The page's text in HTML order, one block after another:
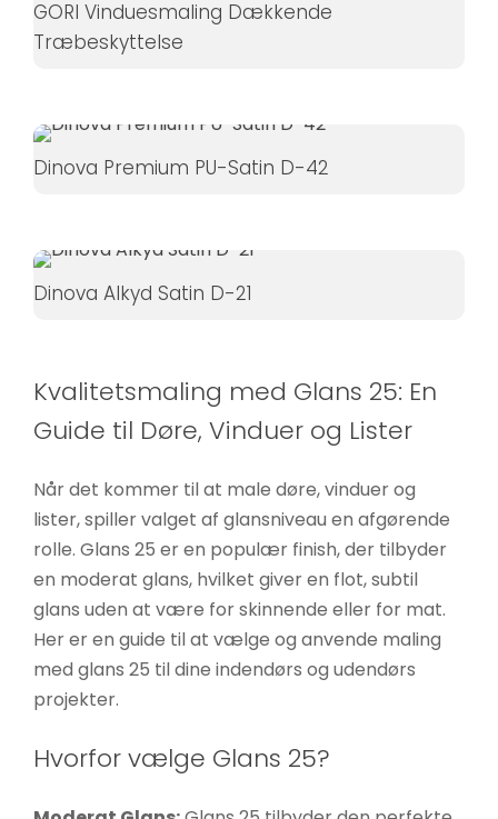
GORI Vinduesmaling Dækkende
Træbeskyttelse
Dinova Premium PU-Satin D-42
Dinova Alkyd Satin D-21
Kvalitetsmaling med Glans 25: En
Guide til Døre, Vinduer og Lister
Når det kommer til at male døre, vinduer og
lister, spiller valget af glansniveau en afgørende
rolle. Glans 25 er en populær finish, der tilbyder
en moderat glans, hvilket giver en flot, subtil
glans uden at være for skinnende eller for mat.
Her er en guide til at vælge og anvende maling
med glans 25 til dine indendørs og udendørs
projekter.
Hvorfor vælge Glans 25?
øger du
chancen
tilpasset
indhold og